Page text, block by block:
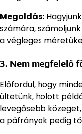
Megoldás:
számára,
a végleges
3. Nem megfelelő
Előfordul, hogy
ültetünk, holott
levegősebb
a páfrányok pedig